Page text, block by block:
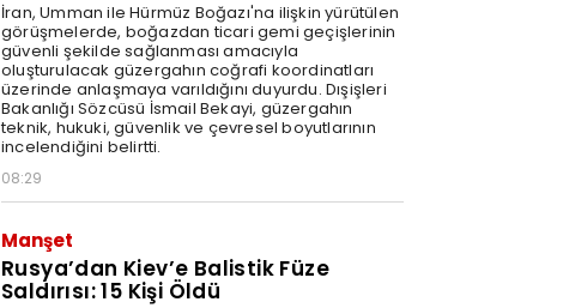
İran, Umman ile Hürmüz Boğazı'na ilişkin yürütülen
görüşmelerde, boğazdan ticari gemi geçişlerinin
güvenli şekilde sağlanması amacıyla
oluşturulacak güzergahın coğrafi koordinatları
üzerinde anlaşmaya varıldığını duyurdu. Dışişleri
Bakanlığı Sözcüsü İsmail Bekayi, güzergahın
teknik, hukuki, güvenlik ve çevresel boyutlarının
incelendiğini belirtti.
08:29
Manşet
Rusya’dan Kiev’e Balistik Füze
Saldırısı: 15 Kişi Öldü